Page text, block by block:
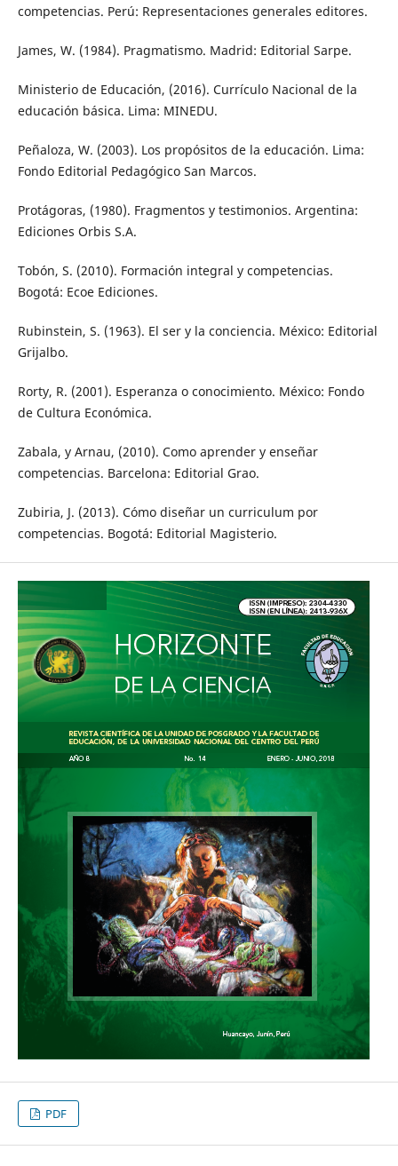
competencias. Perú: Representaciones generales editores.
James, W. (1984). Pragmatismo. Madrid: Editorial Sarpe.
Ministerio de Educación, (2016). Currículo Nacional de la
educación básica. Lima: MINEDU.
Peñaloza, W. (2003). Los propósitos de la educación. Lima:
Fondo Editorial Pedagógico San Marcos.
Protágoras, (1980). Fragmentos y testimonios. Argentina:
Ediciones Orbis S.A.
Tobón, S. (2010). Formación integral y competencias.
Bogotá: Ecoe Ediciones.
Rubinstein, S. (1963). El ser y la conciencia. México: Editorial
Grijalbo.
Rorty, R. (2001). Esperanza o conocimiento. México: Fondo
de Cultura Económica.
Zabala, y Arnau, (2010). Como aprender y enseñar
competencias. Barcelona: Editorial Grao.
Zubiria, J. (2013). Cómo diseñar un curriculum por
competencias. Bogotá: Editorial Magisterio.
PDF